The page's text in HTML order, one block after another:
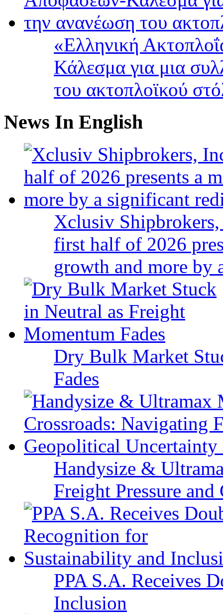
«Ελληνική
Κάλεσμα για μια
του ακτοπλοϊκού
News In English
Xclusiv
first half of 2026
growth and more
Dry Bulk Market
Fades
Handysize &
Freight Pressure
PPA S.A. Receives
Inclusion